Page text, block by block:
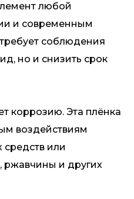
любой
и современным
соблюдения
но и снизить срок
коррозию. Эта плёнка
воздействиям
или
ржавчины и других